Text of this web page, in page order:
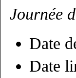
Journée
Date
Date